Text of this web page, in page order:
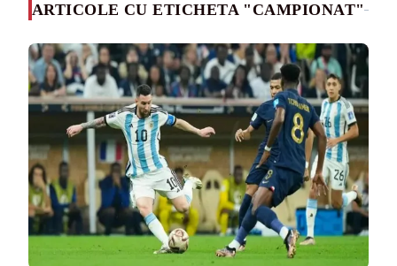
ARTICOLE CU ETICHETA "CAMPIONAT"